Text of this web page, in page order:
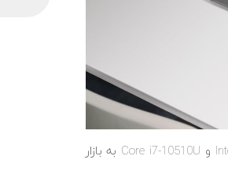
میت بوک D14 با پردازنده‌های محبوب اینتل در دو مدل نسل دهمی Intel Core i5-10210U و Core i7-10510U به بازار